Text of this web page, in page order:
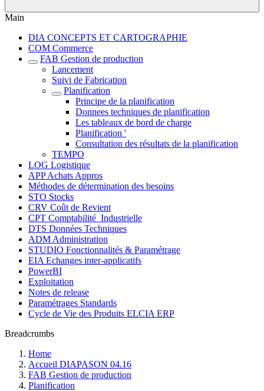
Main
DIA CONCEPTS ET CARTOGRAPHIE
COM Commerce
FAB Gestion de production
Lancement
Suivi de Fabrication
Planification
Principe de la planification
Donnees techniques de planification
Les tableaux de bord de charge
Planification '
Consultation des résultats de la planification
TEMPO
LOG Logistique
APP Achats Appros
Méthodes de détermination des besoins
STO Stocks
CRV Coût de Revient
CPT Comptabilité_Industrielle
DTS Données Techniques
ADM Administration
STUDIO Fonctionnalités & Paramétrage
EIA Echanges inter-applicatifs
PowerBI
Exploitation
Notes de release
Paramétrages Standards
Cycle de Vie des Produits ELCIA ERP
Breadcrumbs
Home
Accueil DIAPASON 04.16
FAB Gestion de production
Planification